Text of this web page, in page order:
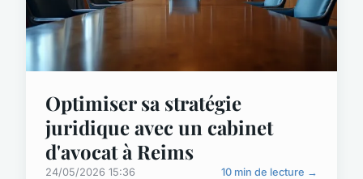
Optimiser sa stratégie
juridique avec un cabinet
d'avocat à Reims
24/05/2026 15:36 10 min de lecture →